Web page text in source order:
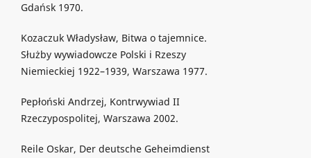
Gdańsk 1970.
Kozaczuk Władysław, Bitwa o tajemnice.
Służby wywiadowcze Polski i Rzeszy
Niemieckiej 1922–1939, Warszawa 1977.
Pepłoński Andrzej, Kontrwywiad II
Rzeczypospolitej, Warszawa 2002.
Reile Oskar, Der deutsche Geheimdienst